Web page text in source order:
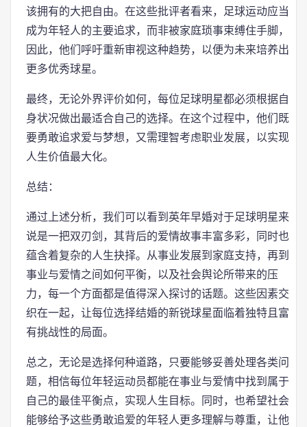
该拥有的大把自由。在这些批评者看来，足球运动应当
成为年轻人的主要追求，而非被家庭琐事束缚住手脚，
因此，他们呼吁重新审视这种趋势，以便为未来培养出
更多优秀球星。
最终，无论外界评价如何，每位足球明星都必须根据自
身状况做出最适合自己的选择。在这个过程中，他们既
要勇敢追求爱与梦想，又需理智考虑职业发展，以实现
人生价值最大化。
总结：
通过上述分析，我们可以看到英年早婚对于足球明星来
说是一把双刃剑，其背后的爱情故事丰富多彩，同时也
蕴含着复杂的人生抉择。从事业发展到家庭支持，再到
事业与爱情之间如何平衡，以及社会舆论所带来的压
力，每一个方面都是值得深入探讨的话题。这些因素交
织在一起，让每位选择结婚的新锐球星面临着独特且富
有挑战性的局面。
总之，无论是选择何种道路，只要能够妥善处理各类问
题，相信每位年轻运动员都能在事业与爱情中找到属于
自己的最佳平衡点，实现人生目标。同时，也希望社会
能够给予这些勇敢追爱的年轻人更多理解与尊重，让他